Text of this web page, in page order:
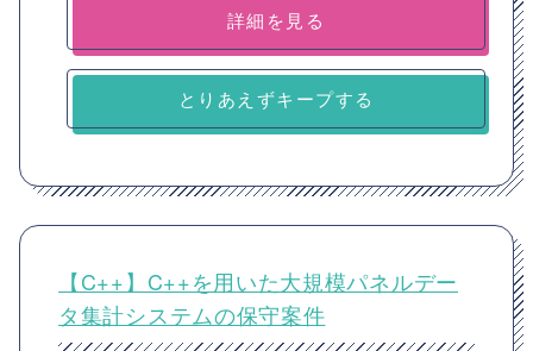
詳細を見る
とりあえずキープする
【C++】C++を用いた大規模パネルデー
タ集計システムの保守案件